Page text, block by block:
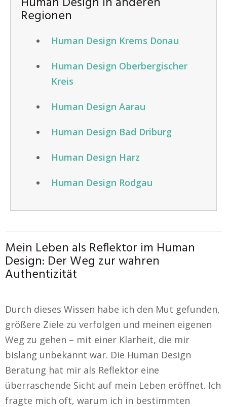
Regionen
Human Design Krems Donau
Human Design Oberbergischer
Kreis
Human Design Aarau
Human Design Bad Driburg
Human Design Harz
Human Design Rodgau
Mein Leben als Reflektor im Human
Design: Der Weg zur wahren
Authentizität
Durch dieses Wissen habe ich den Mut gefunden,
größere Ziele zu verfolgen und meinen eigenen
Weg zu gehen – mit einer Klarheit, die mir
bislang unbekannt war. Die Human Design
Beratung hat mir als Reflektor eine
überraschende Sicht auf mein Leben eröffnet. Ich
fragte mich oft, warum ich in bestimmten